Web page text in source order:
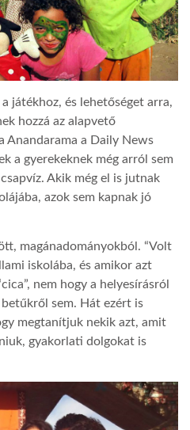
játékhoz, és lehetőséget arra,
hozzá az alapvető
Anandarama a Daily News
a gyerekeknek még arról sem
Akik még el is jutnak
azok sem kapnak jó
magánadományokból. “Volt
iskolába, és amikor azt
nem hogy a helyesírásról
sem. Hát ezért is
megtanítjuk nekik azt, amit
gyakorlati dolgokat is